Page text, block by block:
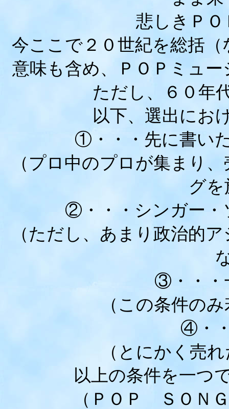
悲しきＰ
今ここで２０世紀を総括
意味も含め、ＰＯＰミュ
ただし、６０年
以下、選出にお
①・・・先に書い
（プロ中のプロが集まり
グ
②・・・シンガー・
（ただし、あまり政治的
③・・・
（この条件の
④・
（とにかく売
以上の条件を一つ
（ＰＯＰ ＳＯＮ